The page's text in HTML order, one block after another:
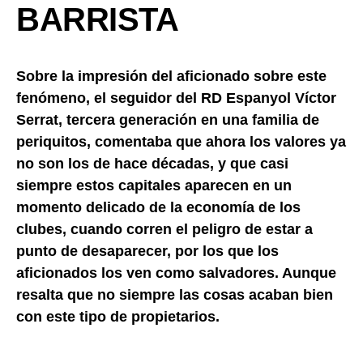
BARRISTA
Sobre la impresión del aficionado sobre este
fenómeno, el seguidor del RD Espanyol Víctor
Serrat, tercera generación en una familia de
periquitos, comentaba que ahora los valores ya
no son los de hace décadas, y que casi
siempre estos capitales aparecen en un
momento delicado de la economía de los
clubes, cuando corren el peligro de estar a
punto de desaparecer, por los que los
aficionados los ven como salvadores. Aunque
resalta que no siempre las cosas acaban bien
con este tipo de propietarios.